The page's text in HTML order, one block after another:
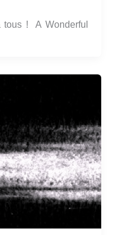
! A Wonderful